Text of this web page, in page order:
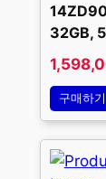
32GB,
구매하기